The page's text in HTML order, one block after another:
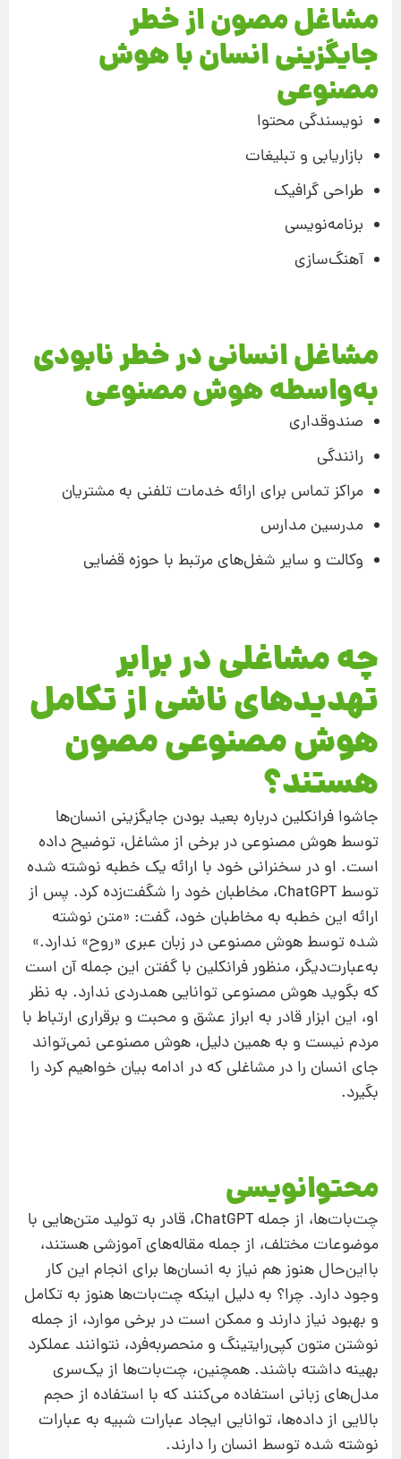
مشاغل مصون از خطر
جایگزینی انسان با هوش
مصنوعی
نویسندگی محتوا
بازاریابی و تبلیغات
طراحی گرافیک
برنامه‌نویسی
آهنگ‌سازی
مشاغل انسانی در خطر نابودی
به‌واسطه هوش مصنوعی
صندوقداری
رانندگی
مراکز تماس برای ارائه خدمات تلفنی به مشتریان
مدرسین مدارس
وکالت و سایر شغل‌های مرتبط با حوزه قضایی
چه مشاغلی در برابر
تهدیدهای ناشی از تکامل
هوش مصنوعی مصون
هستند؟
جاشوا فرانکلین درباره بعید بودن جایگزینی انسان‌ها
توسط هوش مصنوعی در برخی از مشاغل، توضیح داده
است. او در سخنرانی خود با ارائه یک خطبه نوشته شده
توسط ChatGPT، مخاطبان خود را شگفت‌زده کرد. پس از
ارائه این خطبه به مخاطبان خود، گفت: «متن نوشته
شده توسط هوش مصنوعی در زبان عبری «روح» ندارد.»
به‌عبارت‌دیگر، منظور فرانکلین با گفتن این جمله آن است
که بگوید هوش مصنوعی توانایی همدردی ندارد. به نظر
او، این ابزار قادر به ابراز عشق و محبت و برقراری ارتباط با
مردم نیست و به همین دلیل، هوش مصنوعی نمی‌تواند
جای انسان را در مشاغلی که در ادامه بیان خواهیم کرد را
بگیرد.
محتوانویسی
چت‌بات‌ها، از جمله ChatGPT، قادر به تولید متن‌هایی با
موضوعات مختلف، از جمله مقاله‌های آموزشی هستند،
بااین‌حال هنوز هم نیاز به انسان‌ها برای انجام این کار
وجود دارد. چرا؟ به دلیل اینکه چت‌بات‌ها هنوز به تکامل
و بهبود نیاز دارند و ممکن است در برخی موارد، از جمله
نوشتن متون کپی‌رایتینگ و منحصربه‌فرد، نتوانند عملکرد
بهینه داشته باشند. همچنین، چت‌بات‌ها از یک‌سری
مدل‌های زبانی استفاده می‌کنند که با استفاده از حجم
بالایی از داده‌ها، توانایی ایجاد عبارات شبیه به عبارات
نوشته شده توسط انسان را دارند.